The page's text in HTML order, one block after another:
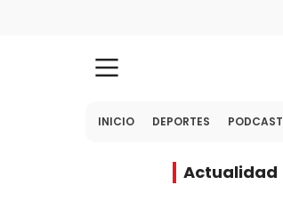
INICIO DEPORTES PODCAST
Actualidad